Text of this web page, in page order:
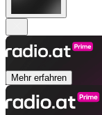
Mehr erfahren